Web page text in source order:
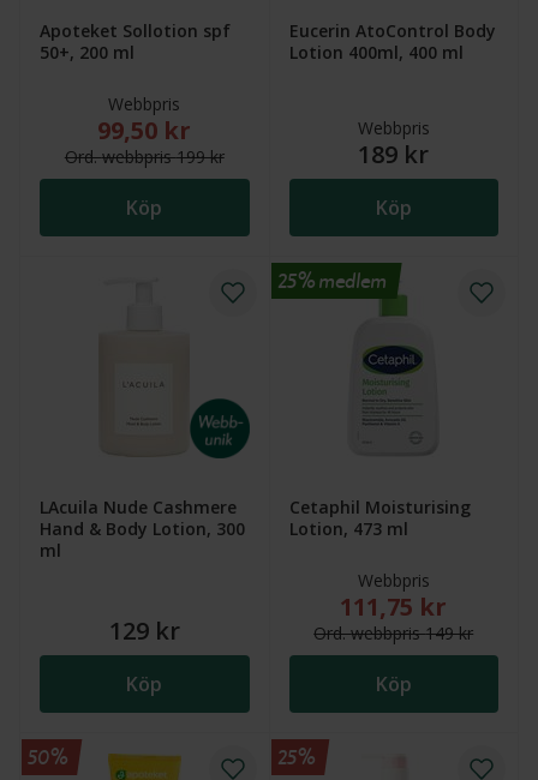
Apoteket Sollotion spf
50+, 200 ml
Webbpris
Nytt reducerat pris: 99,50 kr. Ordinarie webbpris
99,50 kr
Ord.webbpris199 kr
Köp
Eucerin AtoControl Body
Lotion 400ml, 400 ml
Webbpris
189 kr
Köp
LAcuila Nude Cashmere
Hand & Body Lotion, 300
ml
129 kr
Köp
Cetaphil Moisturising
Lotion, 473 ml
Webbpris
Nytt reducerat
111,75 kr
Ord.webbpris149 kr
Köp
25% medlem
50% 25%